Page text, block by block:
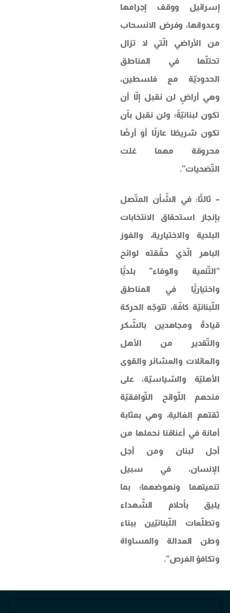
إسرائيل ووقف إجرامها
وعدوانها، وفرض الانسحاب
من الأراضي الّتي لا تزال
تحتلّها في المناطق
الحدوديّة مع فلسطين،
وهي أراضٍ لن نقبل إلّا أن
تكون لبنانيّةً؛ ولن نقبل بأن
تكون شريطًا عازلًا أو أرضًا
محروقة مهما غلت
التّضحيات”.
– ثالثًا: في الشّأن المتّصل
بإنجاز استحقاق ​الانتخابات
البلدية والاختيارية​، والفوز
الباهر الّذي حقّقته لوائح
“التّنمية والوفاء” بلديًّا
واختياريًّا في المناطق
اللّبنانيّة كافّة، تتوجّه الحركة
قيادةً ومجاهدين بالشّكر
والتّقدير من الأهل
والعائلات والعشائر والقوى
الأهليّة والسّياسيّة، على
منحهم اللّوائح التّوافقيّة
ثقتهم الغالية، وهي بمثابة
أمانة في أعناقنا نحملها من
أجل لبنان ومن أجل
الإنسان، في سبيل
تنميتهما ونهوضهما؛ بما
يليق بأحلام الشّهداء
وتطلّعات اللّبنانيّين ببناء
وطن العدالة والمساواة
وتكافؤ الفرص”.